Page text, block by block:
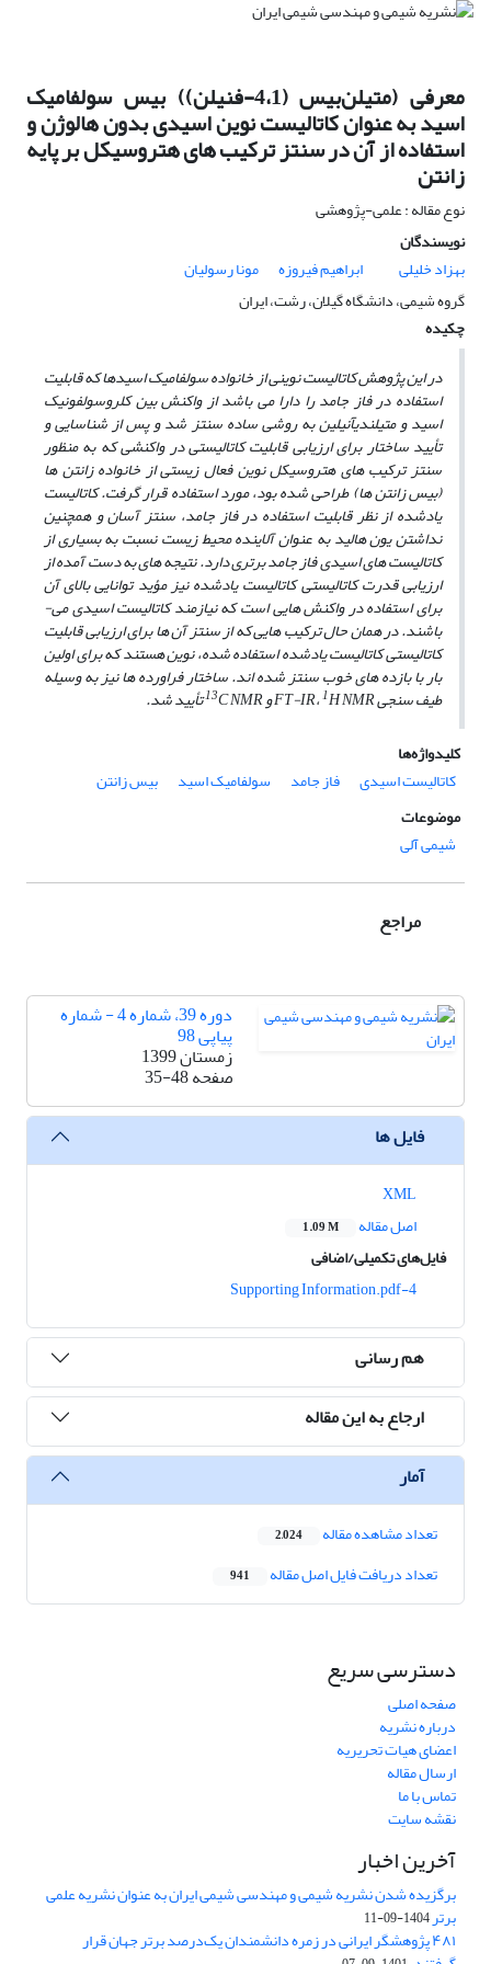
معرفی (متیلن‌بیس (4،1-فنیلن)) بیس سولفامیک
اسید به عنوان کاتالیست نوین اسیدی بدون هالوژن و
استفاده از آن در سنتز ترکیب های هتروسیکل بر پایه
زانتن
نوع مقاله : علمی-پژوهشی
نویسندگان
بهزاد خلیلی
ابراهیم فیروزه
مونا رسولیان
گروه شیمی، دانشگاه گیلان، رشت، ایران
چکیده
در این پژوهش کاتالیست نوینی از خانواده سولفامیک اسیدها که قابلیت
استفاده در فاز جامد را دارا می ­باشد از واکنش بین کلروسولفونیک
اسید و متیلن­دی­آنیلین به روشی ساده سنتز شد و پس از شناسایی و
تأیید ساختار برای ارزیابی قابلیت کاتالیستی در واکنشی که به منظور
سنتز ترکیب ­های هتروسیکل نوین فعال زیستی از خانواده زانتن ­ها
(بیس زانتن ­ها) طراحی شده بود، مورد استفاده قرار گرفت. کاتالیست
یادشده از نظر قابلیت استفاده در فاز جامد، سنتز آسان و همچنین
نداشتن یون هالید به عنوان آلاینده محیط زیست نسبت به بسیاری از
کاتالیست­ های اسیدی فاز جامد برتری دارد. نتیجه­ های به دست آمده از
ارزیابی قدرت کاتالیستی کاتالیست یادشده نیز مؤید توانایی بالای آن
برای استفاده در واکنش­ هایی است که نیازمند کاتالیست اسیدی می­
باشند. در همان حال ترکیب­ هایی که از سنتز آن ها برای ارزیابی قابلیت
کاتالیستی کاتالیست یادشده استفاده شده، نوین هستند که برای اولین
بار با بازده ­های خوب سنتز شده اند. ساختار فراورده­ ها نیز به وسیله
طیف سنجی FT-IR، 1H NMR و 13C NMR تأیید شد.
کلیدواژه‌ها
کاتالیست اسیدی
فاز جامد سولفامیک اسید
بیس ‌زانتن
موضوعات
شیمی آلی
مراجع
دوره 39، شماره 4 - شماره
پیاپی 98
زمستان 1399
صفحه35-48
فایل ها
اصل مقاله
1.09 M
فایل‌های تکمیلی/اضافی
4-Supporting Information.pdf
هم رسانی
ارجاع به این مقاله
آمار
تعداد مشاهده مقاله 2,024
تعداد دریافت فایل اصل مقاله 941
دسترسی سریع
صفحه اصلی
درباره نشریه
اعضای هیات تحریریه
ارسال مقاله
تماس با ما
نقشه سایت
آخرین اخبار
برگزیده شدن نشریه شیمی و مهندسی شیمی ایران به عنوان نشریه علمی
برتر1404-09-11
۴۸۱ پژوهشگر ایرانی در زمره دانشمندان یک‌درصد برتر جهان قرار